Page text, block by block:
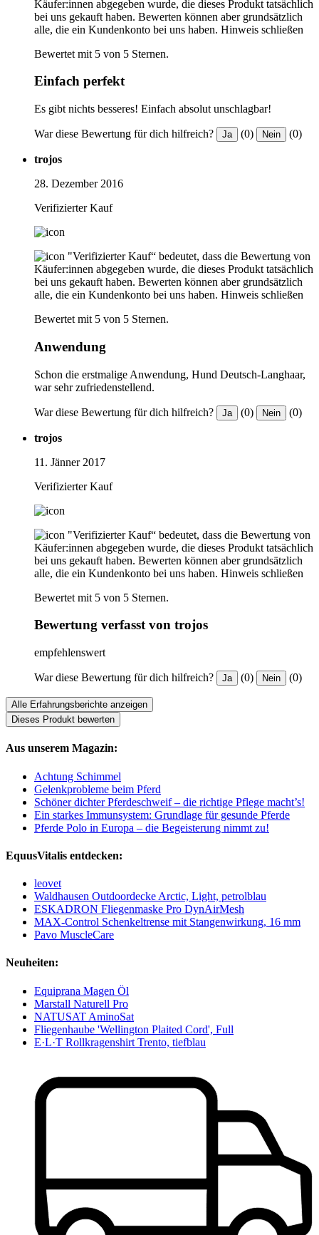
Käufer:innen abgegeben wurde, die dieses Produkt tatsächlich
bei uns gekauft haben. Bewerten können aber grundsätzlich
alle, die ein Kundenkonto bei uns haben. Hinweis schließen
Bewertet mit 5 von 5 Sternen.
Einfach perfekt
Es gibt nichts besseres! Einfach absolut unschlagbar!
War diese Bewertung für dich hilfreich? Ja (0) Nein (0)
trojos
28. Dezember 2016
Verifizierter Kauf
"Verifizierter Kauf“ bedeutet, dass die Bewertung von
Käufer:innen abgegeben wurde, die dieses Produkt tatsächlich
bei uns gekauft haben. Bewerten können aber grundsätzlich
alle, die ein Kundenkonto bei uns haben. Hinweis schließen
Bewertet mit 5 von 5 Sternen.
Anwendung
Schon die erstmalige Anwendung, Hund Deutsch-Langhaar,
war sehr zufriedenstellend.
War diese Bewertung für dich hilfreich? Ja (0) Nein (0)
trojos
11. Jänner 2017
Verifizierter Kauf
"Verifizierter Kauf“ bedeutet, dass die Bewertung von
Käufer:innen abgegeben wurde, die dieses Produkt tatsächlich
bei uns gekauft haben. Bewerten können aber grundsätzlich
alle, die ein Kundenkonto bei uns haben. Hinweis schließen
Bewertet mit 5 von 5 Sternen.
Bewertung verfasst von trojos
empfehlenswert
War diese Bewertung für dich hilfreich? Ja (0) Nein (0)
Alle Erfahrungsberichte anzeigen
Dieses Produkt bewerten
Aus unserem Magazin:
Achtung Schimmel
Gelenkprobleme beim Pferd
Schöner dichter Pferdeschweif – die richtige Pflege macht’s!
Ein starkes Immunsystem: Grundlage für gesunde Pferde
Pferde Polo in Europa – die Begeisterung nimmt zu!
EquusVitalis entdecken:
leovet
Waldhausen Outdoordecke Arctic, Light, petrolblau
ESKADRON Fliegenmaske Pro DynAirMesh
MAX-Control Schenkeltrense mit Stangenwirkung, 16 mm
Pavo MuscleCare
Neuheiten:
Equiprana Magen Öl
Marstall Naturell Pro
NATUSAT AminoSat
Fliegenhaube 'Wellington Plaited Cord', Full
E·L·T Rollkragenshirt Trento, tiefblau